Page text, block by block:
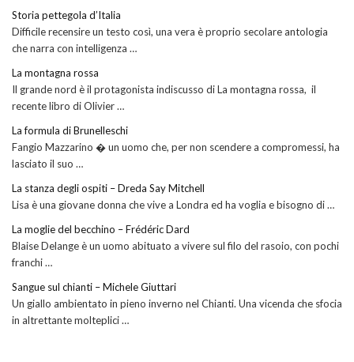
Storia pettegola d’Italia
Difficile recensire un testo così, una vera è proprio secolare antologia
che narra con intelligenza …
La montagna rossa
Il grande nord è il protagonista indiscusso di La montagna rossa, il
recente libro di Olivier …
La formula di Brunelleschi
Fangio Mazzarino � un uomo che, per non scendere a compromessi, ha
lasciato il suo …
La stanza degli ospiti – Dreda Say Mitchell
Lisa è una giovane donna che vive a Londra ed ha voglia e bisogno di …
La moglie del becchino – Frédéric Dard
Blaise Delange è un uomo abituato a vivere sul filo del rasoio, con pochi
franchi …
Sangue sul chianti – Michele Giuttari
Un giallo ambientato in pieno inverno nel Chianti. Una vicenda che sfocia
in altrettante molteplici …